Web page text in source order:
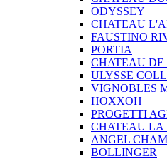
ODYSSEY
CHATEAU
FAUSTINO
PORTIA
CHATEAU
ULYSSE
VIGNOBLES
HOXXOH
PROGETTI
CHATEAU LA
ANGEL
BOLLINGER